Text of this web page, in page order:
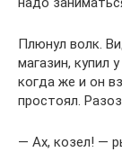
Плюнул волк.
магазин, купил
когда же и он
простоял.
— Ах, козел! —